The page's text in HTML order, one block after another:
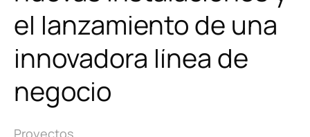
Productos
Financiación
Sobre nosotros
el lanzamientode una
innovadora línea de
negocio
Proyectos